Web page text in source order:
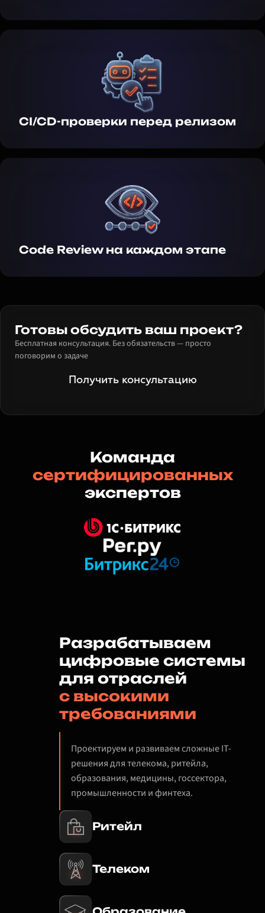
CI/CD-проверки перед релизом
Code Review на каждом этапе
Готовы обсудить ваш проект?
Бесплатная консультация. Без обязательств — просто
поговорим о задаче
Получить консультацию
Команда
сертифицированных
экспертов
Разрабатываем
цифровые системы
для отраслей
с высокими
требованиями
Проектируем и развиваем сложные IT-
решения для телекома, ритейла,
образования, медицины, госсектора,
промышленности и финтеха.
Ритейл
Телеком